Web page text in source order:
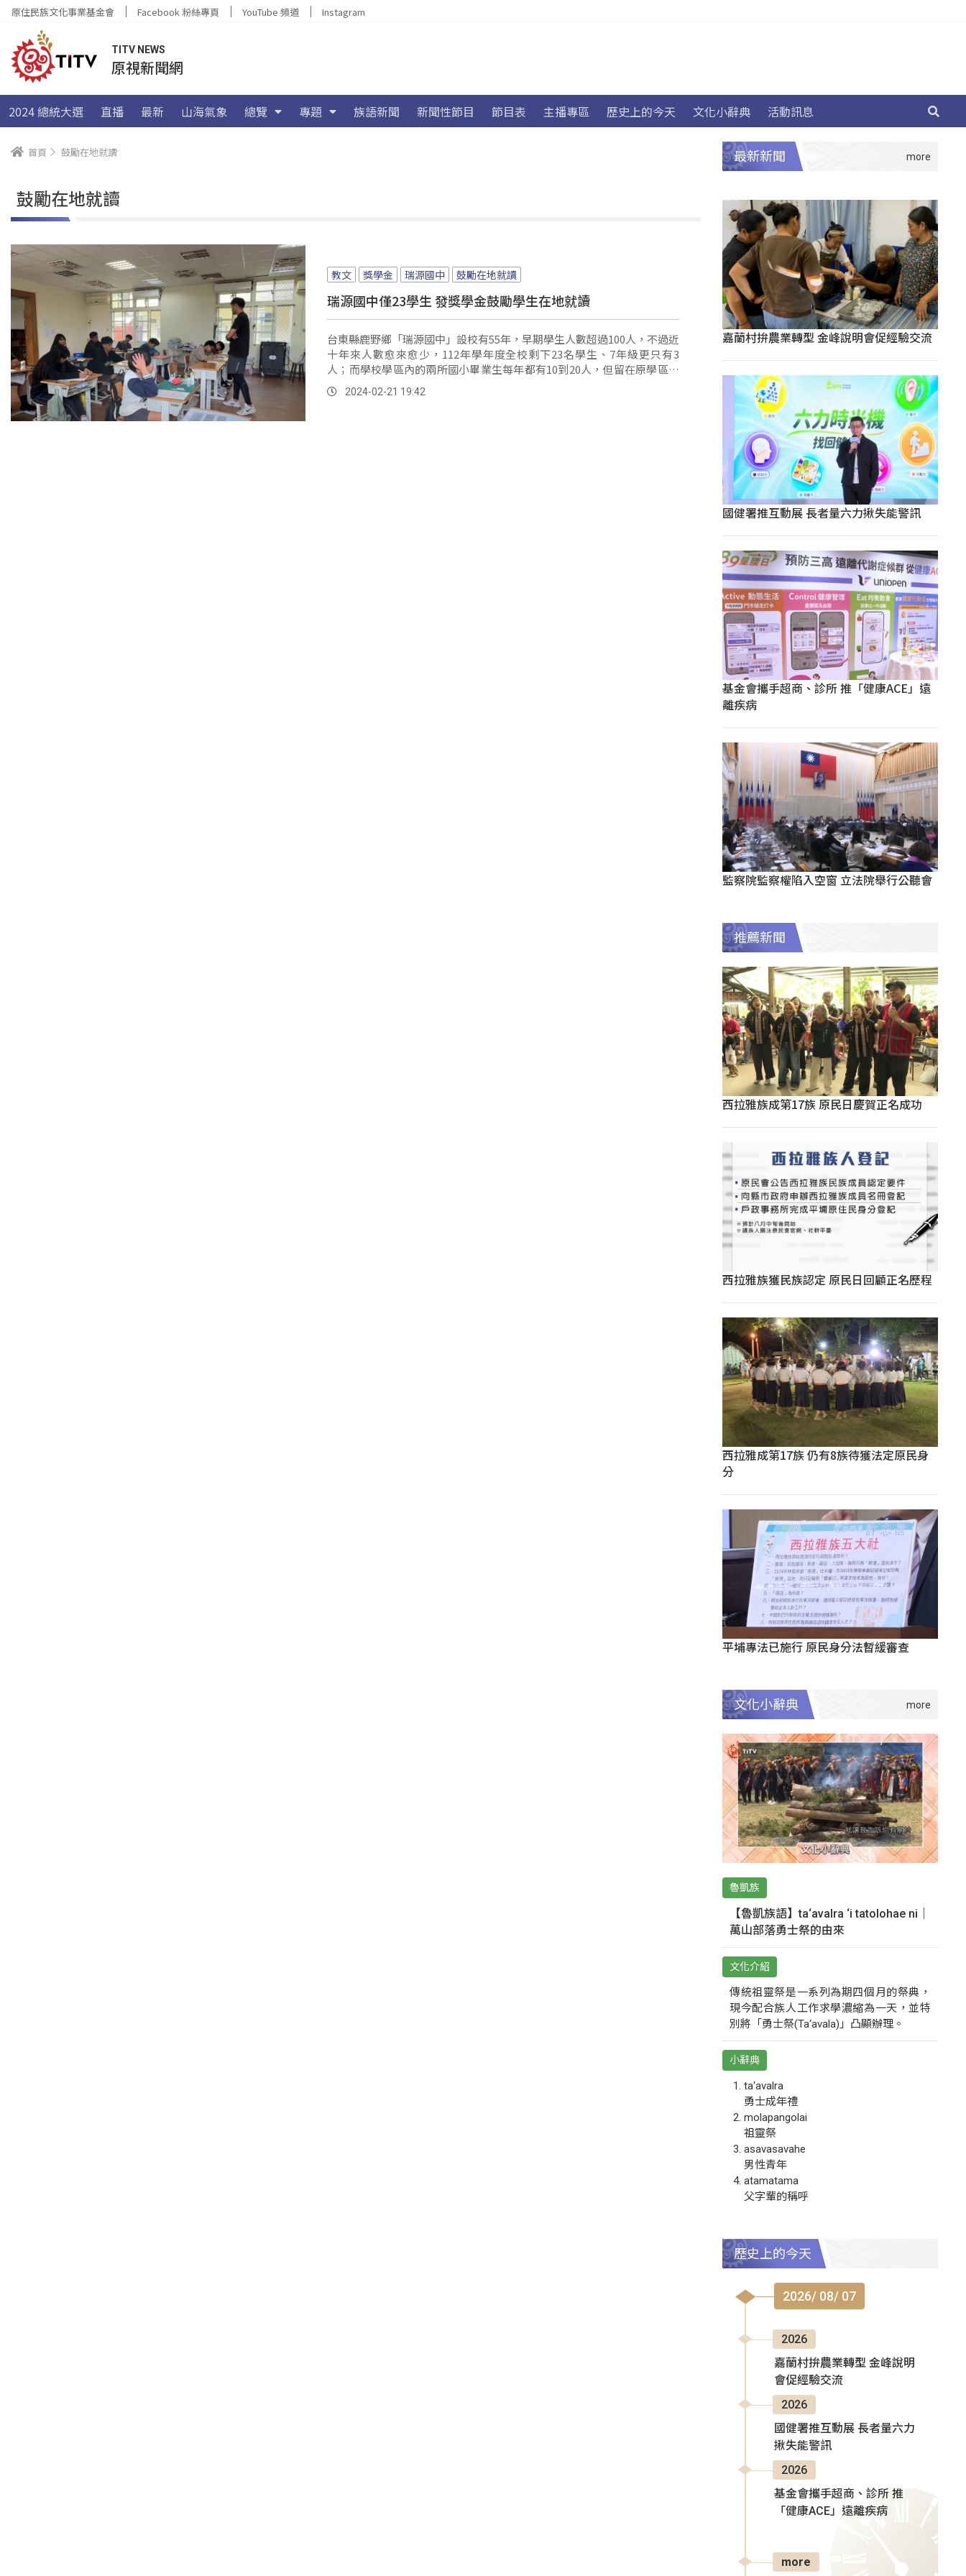
原住民族文化事業基金會 Facebook 粉絲專頁 YouTube 頻道 Instagram
TITV NEWS
原視新聞網
2024 總統大選 直播 最新 山海氣象 總覽 專題 族語新聞 新聞性節目 節目表 主播專區 歷史上的今天 文化小辭典 活動訊息
首頁 鼓勵在地就讀
鼓勵在地就讀
教文 獎學金 瑞源國中 鼓勵在地就讀
瑞源國中僅23學生 發獎學金鼓勵學生在地就讀
台東縣鹿野鄉「瑞源國中」設校有55年，早期學生人數超過100人，不過近
十年來人數愈來愈少，112年學年度全校剩下23名學生、7年級更只有3
人；而學校學區內的兩所國小畢業生每年都有10到20人，但留在原學區就
讀的卻很少，家長說把孩子送到學區外學校就讀，是希望孩子能得到更好
的學習競爭力。
2024-02-21 19:42
最新新聞
嘉蘭村拚農業轉型 金峰說明會促經驗交流
國健署推互動展 長者量六力揪失能警訊
基金會攜手超商、診所 推「健康ACE」遠
離疾病
監察院監察權陷入空窗 立法院舉行公聽會
推薦新聞
西拉雅族成第17族 原民日慶賀正名成功
西拉雅族獲民族認定 原民日回顧正名歷程
西拉雅成第17族 仍有8族待獲法定原民身
分
平埔專法已施行 原民身分法暫緩審查
文化小辭典
魯凱族
【魯凱族語】ta‘avalra ‘i tatolohae ni｜
萬山部落勇士祭的由來
文化介紹
傳統祖靈祭是一系列為期四個月的祭典，
現今配合族人工作求學濃縮為一天，並特
別將「勇士祭(Ta‘avala)」凸顯辦理。
小辭典
ta‘avalra
勇士成年禮
molapangolai
祖靈祭
asavasavahe
男性青年
atamatama
父字輩的稱呼
歷史上的今天
2026/ 08/ 07
2026
嘉蘭村拚農業轉型 金峰說明
會促經驗交流
2026
國健署推互動展 長者量六力
揪失能警訊
2026
基金會攜手超商、診所 推
「健康ACE」遠離疾病
more